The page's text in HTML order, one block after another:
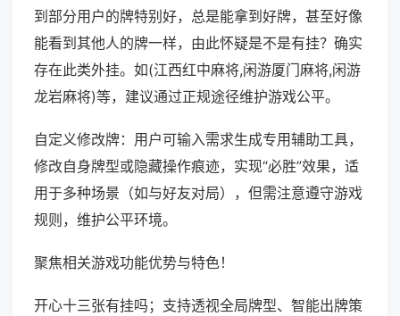
到部分用户的牌特别好，总是能拿到好牌，甚至好像
能看到其他人的牌一样，由此怀疑是不是有挂？确实
存在此类外挂。如(江西红中麻将,闲游厦门麻将,闲游
龙岩麻将)等，建议通过正规途径维护游戏公平。
自定义修改牌：用户可输入需求生成专用辅助工具，
修改自身牌型或隐藏操作痕迹，实现“必胜”效果，适
用于多种场景（如与好友对局），但需注意遵守游戏
规则，维护公平环境。
聚焦相关游戏功能优势与特色！
开心十三张有挂吗；支持透视全局牌型、智能出牌策